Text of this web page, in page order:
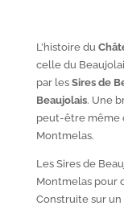
L’histoire du
celle du
par les Sires de
Beaujolais. Une
peut-être même
Montmelas.
Les Sires de
Montmelas pour
Construite sur